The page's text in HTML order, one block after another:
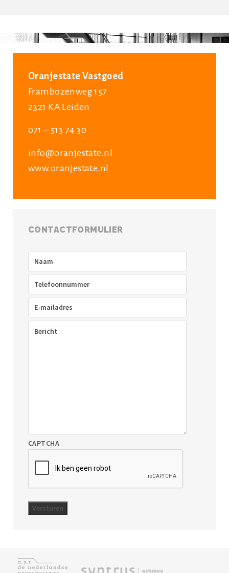
Oranjestate Vastgoed
Frambozenweg 157
2321 KA Leiden
071 – 513 74 30
info@oranjestate.nl
www.oranjestate.nl
CONTACTFORMULIER
Telefoon
mailadres(Vereist)
CAPTCHA